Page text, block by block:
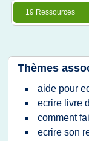
19 Ressources
Thèmes
aide pour
ecrire livre
comment
ecrire son